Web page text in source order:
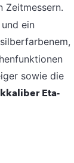
Zeitmessern.
ein
sowie die
Eta-